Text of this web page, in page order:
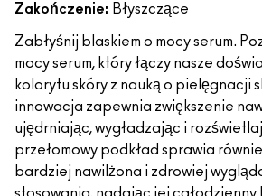
Zakończenie: Błyszczące
Zabłyśnij blaskiem o mocy serum.
mocy serum, który łączy nasze
kolorytu skóry z nauką o pielęgnacji
innowacja zapewnia zwiększenie
ujędrniając, wygładzając i
przełomowy podkład sprawia
bardziej nawilżona i zdrowiej